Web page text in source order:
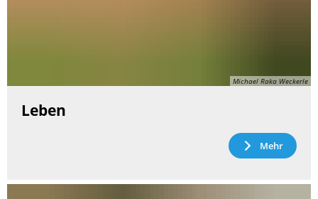
Michael Raka Weckerle
Leben
Mehr